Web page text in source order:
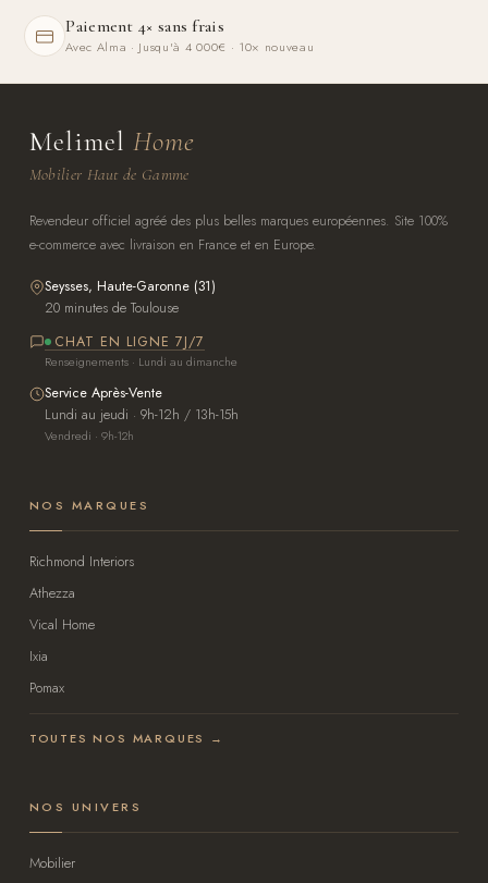
Paiement 4× sans frais
Avec Alma · Jusqu'à 4 000€ · 10× nouveau
Melimel Home
Mobilier Haut de Gamme
Revendeur officiel agréé des plus belles marques européennes. Site 100%
e-commerce avec livraison en France et en Europe.
Seysses, Haute-Garonne (31)
20 minutes de Toulouse
CHAT EN LIGNE 7J/7
Renseignements · Lundi au dimanche
Service Après-Vente
Lundi au jeudi · 9h-12h / 13h-15h
Vendredi · 9h-12h
NOS MARQUES
Richmond Interiors
Athezza
Vical Home
Ixia
Pomax
TOUTES NOS MARQUES →
NOS UNIVERS
Mobilier